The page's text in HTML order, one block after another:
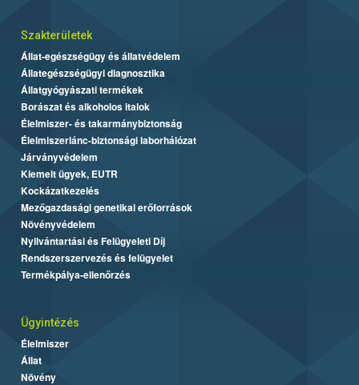
Szakterületek
Állat-egészségügy és állatvédelem
Állategészségügyi diagnosztika
Állatgyógyászati termékek
Borászat és alkoholos italok
Élelmiszer- és takarmánybiztonság
Élelmiszerlánc-biztonsági laborhálózat
Járványvédelem
Kiemelt ügyek, EUTR
Kockázatkezelés
Mezőgazdasági genetikai erőforrások
Növényvédelem
Nyilvántartási és Felügyeleti Díj
Rendszerszervezés és felügyelet
Termékpálya-ellenőrzés
Ügyintézés
Élelmiszer
Állat
Növény